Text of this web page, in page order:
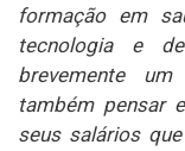
formação em
tecnologia e
brevemente um
também pensar
seus salários